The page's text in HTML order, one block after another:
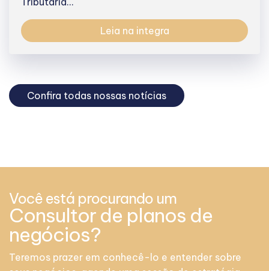
Leia na integra
Confira todas nossas notícias
Você está procurando um
Consultor de planos de
negócios?
Teremos prazer em conhecê-lo e entender sobre